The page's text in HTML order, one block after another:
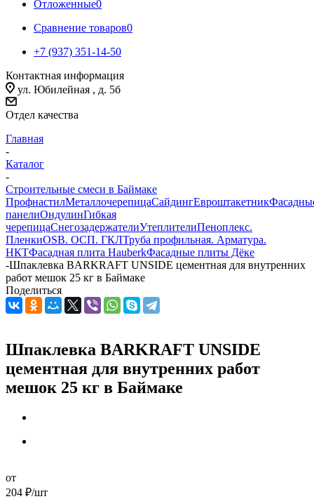
Отложенные0
Сравнение товаров0
+7 (937) 351-14-50
Контактная информация
ул. Юбилейная , д. 5б
Отдел качества
Главная
-
Каталог
-
Строительные смеси в Баймаке
ПрофнастилМеталлочерепицаСайдингЕвроштакетник
панелиОндулинГибкая
черепицаСнегозадержателиУтеплителиПеноплекс.
ПленкиOSB. ОСП. ГКЛТруба профильная. Арматура.
НКТФасадная плита HauberkФасадные плиты Дёке
-Шпаклевка BARKRAFT UNSIDE цементная для внутренних
работ мешок 25 кг в Баймаке
Поделиться
Шпаклевка BARKRAFT UNSIDE
цементная для внутренних работ
мешок 25 кг в Баймаке
от
204 ₽/шт